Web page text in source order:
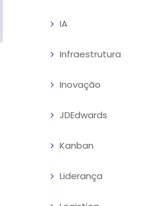
IA
Infraestrutura
Inovação
JDEdwards
Kanban
Liderança